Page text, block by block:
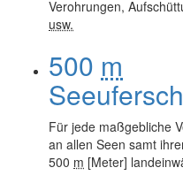
Verohrungen,
usw.
500 m
Für jede maßgebliche
an allen Seen samt
500 m [Meter]